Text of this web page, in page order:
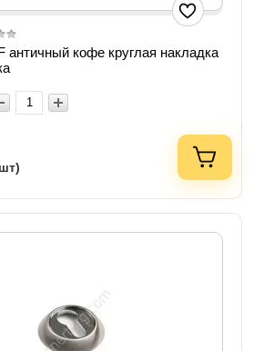
античный кофе круглая накладка